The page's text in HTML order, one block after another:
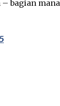
– bagian mana